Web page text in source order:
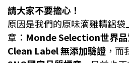
請大家不要擔心！
原因是我們的原味滴雞精鋁
章： Monde Selection世界品
Clean Label 無添加驗證 ，